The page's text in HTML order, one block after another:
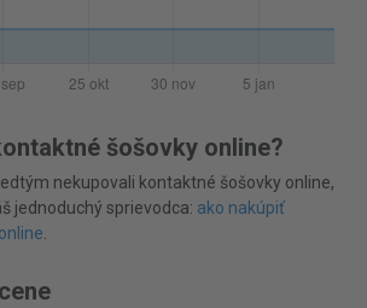
šošovky online?
nekupovali kontaktné šošovky online,
jednoduchý sprievodca: ako nakúpiť
.